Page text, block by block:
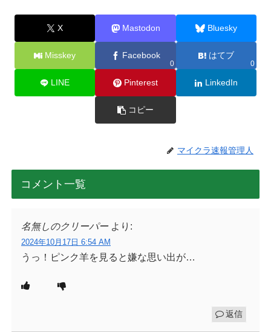
X Mastodon Bluesky
Misskey Facebook
0
はてブ
0
LINE Pinterest LinkedIn
コピー
マイクラ速報管理人
コメント一覧
名無しのクリーパー より:
2024年10月17日 6:54 AM
うっ！ピンク羊を見ると嫌な思い出が…
返信